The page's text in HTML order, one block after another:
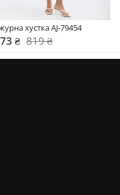
хустка AJ-79454
₴ 819 ₴